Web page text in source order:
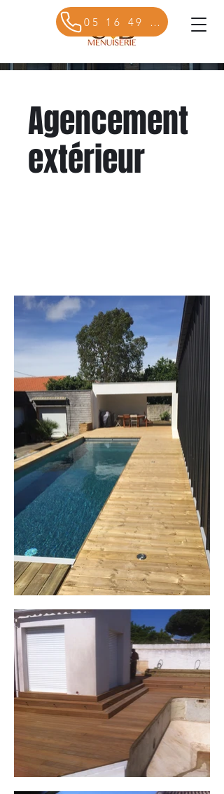
05 16 49 27 41
Agencement
extérieur